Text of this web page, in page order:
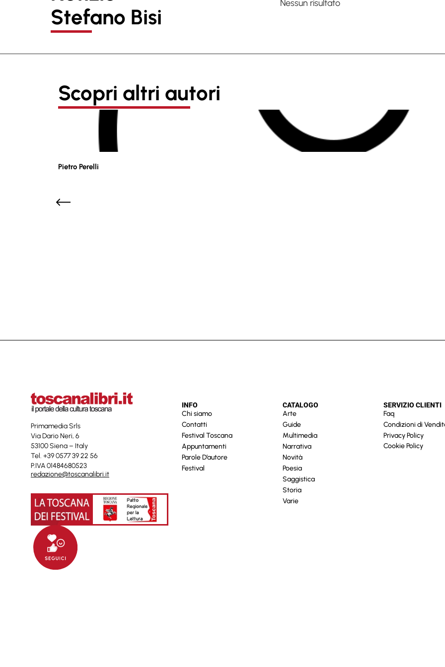
Stefano Bisi
Nessun risultato
Scopri altri autori
Pietro Perelli
Primamedia Srls
Via Dario Neri, 6
53100 Siena – Italy
Tel. +39 0577 39 22 56
P.IVA 01484680523
redazione@toscanalibri.it
INFO
Chi siamo
Contatti
Festival Toscana
Appuntamenti
Parole D’autore
Festival
CATALOGO
Arte
Guide
Multimedia
Narrativa
Novità
Poesia
Saggistica
Storia
Varie
SERVIZIO CLIENTI
Faq
Condizioni di
Privacy Policy
Cookie Policy